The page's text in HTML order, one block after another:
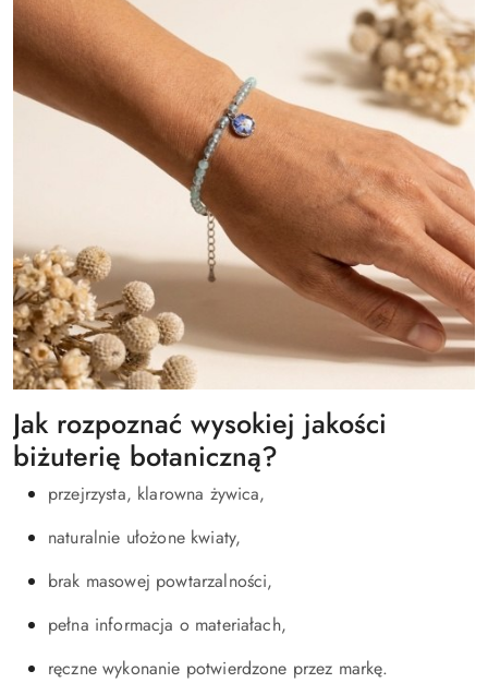
Jak rozpoznać wysokiej jakości
biżuterię botaniczną?
przejrzysta, klarowna żywica,
naturalnie ułożone kwiaty,
brak masowej powtarzalności,
pełna informacja o materiałach,
ręczne wykonanie potwierdzone przez markę.